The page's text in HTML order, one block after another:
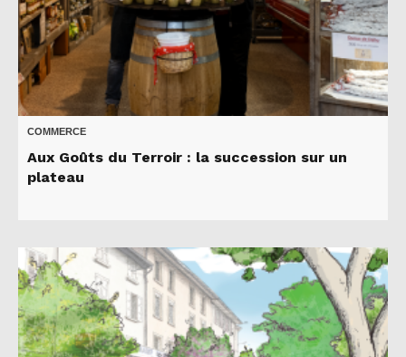
COMMERCE
Aux Goûts du Terroir : la succession sur un
plateau